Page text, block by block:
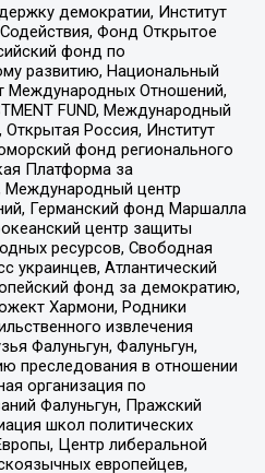
демократии, Институт
Фонд Открытое
фонд по
развитию, Национальный
Международных Отношений,
FUND, Международный
Открытая Россия, Институт
фонд регионального
Платформа за
центр
Германский фонд Маршалла
центр защиты
ресурсов, Свободная
украинцев, Атлантический
фонд за демократию,
Хармони, Родники
извлечения
Фалуньгун, Фалуньгун,
преследования в отношении
организация по
Фалуньгун, Пражский
школ политических
Центр либеральной
европейцев,